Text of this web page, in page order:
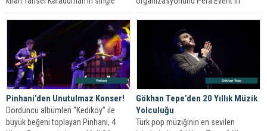
şarkısı “Hesap Ver”, tüm dijital
üstlendiği Mall Of İstanbul Moi
Pinhani’den Unutulmaz Konser!
Dördüncü albümleri “Kediköy” ile
büyük beğeni toplayan Pinhani, 4
Gökhan Tepe’den 20 Yıllık Müzik
Yolculuğu
Türk pop müziğinin en sevilen